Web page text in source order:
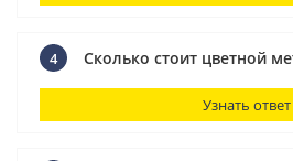
4 Сколько стоит цветной
Узнать ответ